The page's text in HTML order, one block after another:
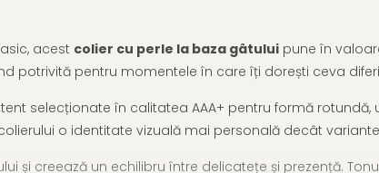
acest colier cu perle la baza gâtului pune în
potrivită pentru momentele în care îți dorești ceva
selecționate în calitatea AAA+ pentru formă rotundă,
o identitate vizuală mai personală decât
și creează un echilibru între delicatețe și prezență.